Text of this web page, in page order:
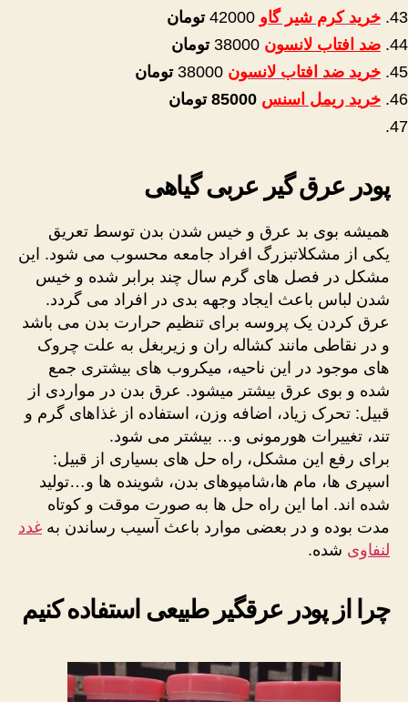
خرید کرم شیر گاو
تومان
ضد افتاب لانسون 38000 تومان
خرید ضد افتاب لانسون
تومان
خرید ریمل اسنس 85000 تومان
پودر عرق گیر عربی گیاهی
همیشه بوی بد عرق و خیس شدن بدن توسط تعریق
یکی از مشکلاتبزرگ افراد جامعه محسوب می شود. این
مشکل در فصل های گرم سال چند برابر شده و خیس
شدن لباس باعث ایجاد وجهه بدی در افراد می گردد.
عرق کردن یک پروسه برای تنظیم حرارت بدن می باشد
و در نقاطی مانند کشاله ران و زیربغل به علت چروک
های موجود در این ناحیه، میکروب های بیشتری جمع
شده و بوی عرق بیشتر میشود. عرق بدن در مواردی از
قبیل: تحرک زیاد، اضافه وزن، استفاده از غذاهای گرم و
تند، تغییرات هورمونی و… بیشتر می شود.
برای رفع این مشکل، راه حل های بسیاری از قبیل:
اسپری ها، مام ها،شامپوهای بدن، شوینده ها و…تولید
شده اند. اما این راه حل ها به صورت موقت و کوتاه
مدت بوده و در بعضی موارد باعث آسیب رساندن به غدد
لنفاوی شده.
چرا از پودر عرقگیر طبیعی استفاده کنیم